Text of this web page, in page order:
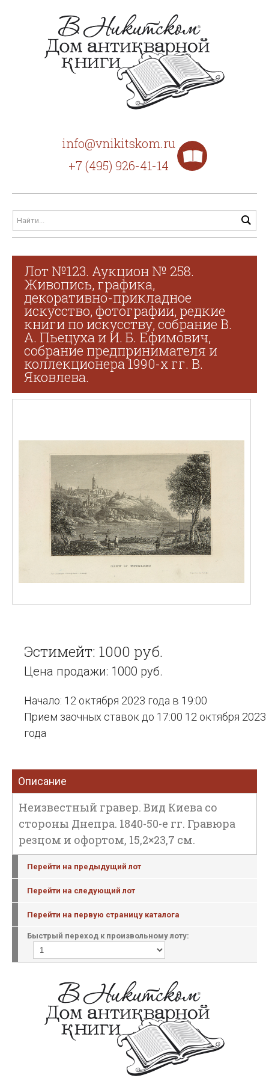
info@vnikitskom.ru
+7 (495) 926-41-14
Лот №123. Аукцион № 258.
Живопись, графика,
декоративно-прикладное
искусство, фотографии, редкие
книги по искусству, собрание В.
А. Пьецуха и И. Б. Ефимович,
собрание предпринимателя и
коллекционера 1990-х гг. В.
Яковлева.
Эстимейт: 1000 руб.
Цена продажи: 1000 руб.
Начало: 12 октября 2023 года в 19:00
Прием заочных ставок до 17:00 12 октября 2023
года
Описание
Неизвестный гравер. Вид Киева со
стороны Днепра. 1840-50-е гг. Гравюра
резцом и офортом, 15,2×23,7 см.
Перейти на предыдущий лот
Перейти на следующий лот
Перейти на первую страницу каталога
Быстрый переход к произвольному лоту: